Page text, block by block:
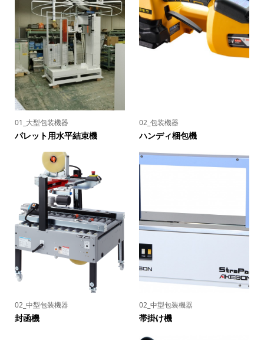
01_大型包装機器
パレット用水平結束機
02_包装機器
ハンディ梱包機
02_中型包装機器
封函機
02_中型包装機器
帯掛け機